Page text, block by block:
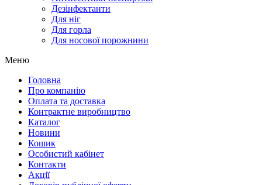
Дезінфектанти
Для ніг
Для горла
Для носової порожнини
Меню
Головна
Про компанію
Оплата та доставка
Контрактне виробництво
Каталог
Новини
Кошик
Особистий кабінет
Контакти
Акції